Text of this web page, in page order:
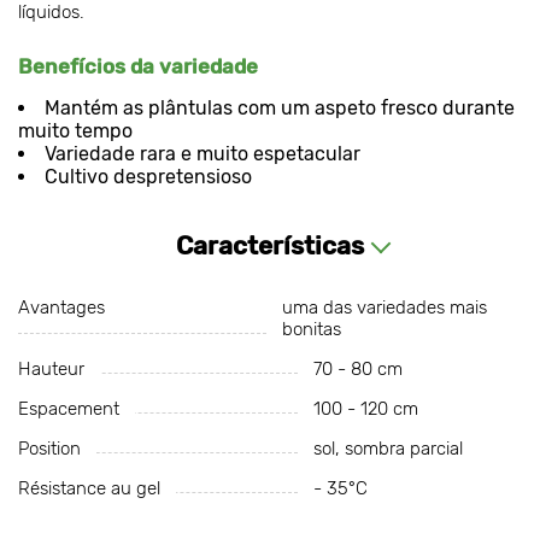
líquidos.
Benefícios da variedade
Mantém as plântulas com um aspeto fresco durante
muito tempo
Variedade rara e muito espetacular
Cultivo despretensioso
Características
Avantages
uma das variedades mais
bonitas
Hauteur
70 - 80 cm
Espacement
100 - 120 cm
Position
sol, sombra parcial
Résistance au gel
- 35°C